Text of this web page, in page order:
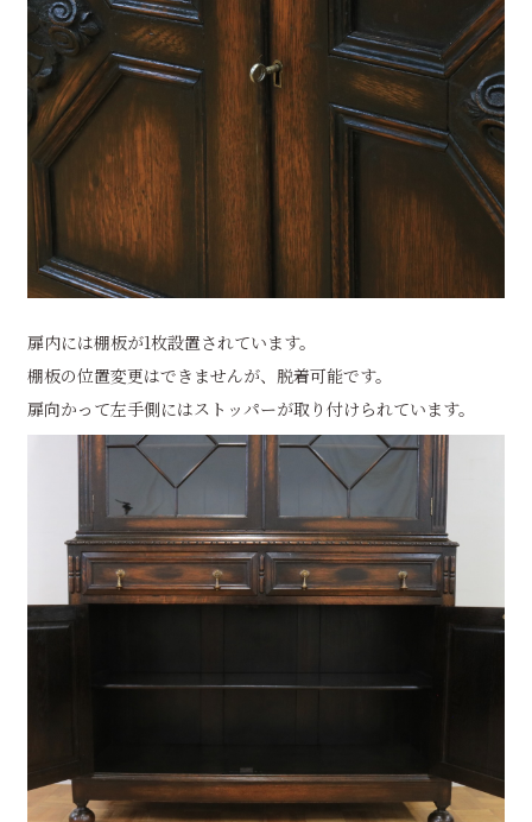
扉内には棚板が1枚設置されています。
棚板の位置変更はできませんが、脱着可能です。
扉向かって左手側にはストッパーが取り付けられています。